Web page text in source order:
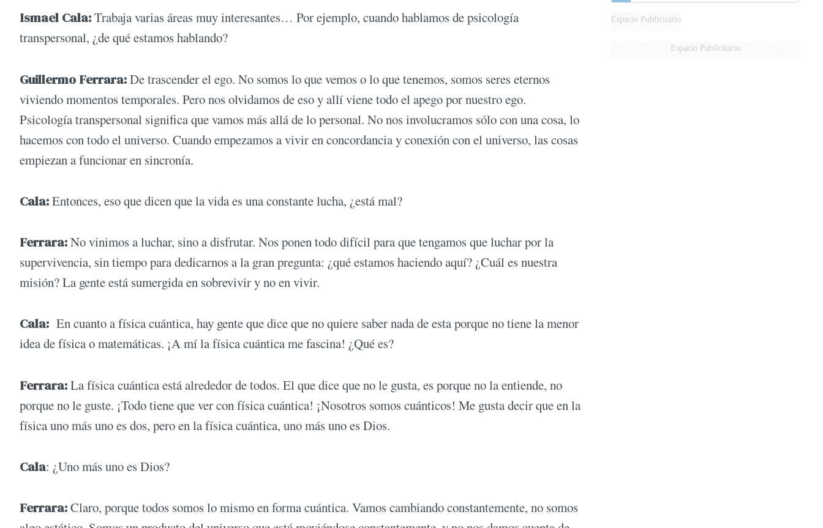
Ismael Cala:Trabaja varias áreas muy interesantes… Por ejemplo, cuando hablamos de psicología
transpersonal, ¿de qué estamos hablando?
Guillermo Ferrara:De trascender el ego. No somos lo que vemos o lo que tenemos, somos seres eternos
viviendo momentos temporales. Pero nos olvidamos de eso y allí viene todo el apego por nuestro ego.
Psicología transpersonal significa que vamos más allá de lo personal. No nos involucramos sólo con una cosa, lo
hacemos con todo el universo. Cuando empezamos a vivir en concordancia y conexión con el universo, las cosas
empiezan a funcionar en sincronía.
Cala:Entonces, eso que dicen que la vida es una constante lucha, ¿está mal?
Ferrara:No vinimos a luchar, sino a disfrutar. Nos ponen todo difícil para que tengamos que luchar por la
supervivencia, sin tiempo para dedicarnos a la gran pregunta: ¿qué estamos haciendo aquí? ¿Cuál es nuestra
misión? La gente está sumergida en sobrevivir y no en vivir.
Cala: En cuanto a física cuántica, hay gente que dice que no quiere saber nada de esta porque no tiene la menor
idea de física o matemáticas. ¡A mí la física cuántica me fascina! ¿Qué es?
Ferrara:La física cuántica está alrededor de todos. El que dice que no le gusta, es porque no la entiende, no
porque no le guste. ¡Todo tiene que ver con física cuántica! ¡Nosotros somos cuánticos! Me gusta decir que en la
física uno más uno es dos, pero en la física cuántica, uno más uno es Dios.
Cala: ¿Uno más uno es Dios?
Ferrara:Claro, porque todos somos lo mismo en forma cuántica. Vamos cambiando constantemente, no somos
Espacio Publicitario
Espacio Publicitario